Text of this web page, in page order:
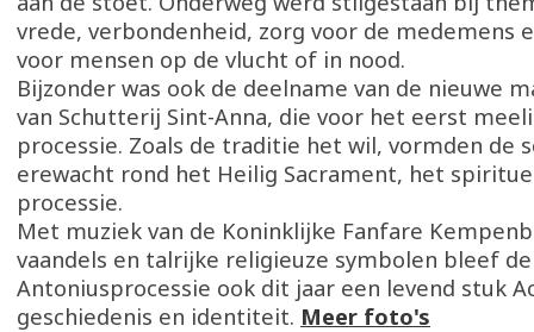
vrede, verbondenheid, zorg voor de medemens
voor mensen op de vlucht of in nood.
Bijzonder was ook de deelname van de nieuwe
van Schutterij Sint-Anna, die voor het eerst
processie. Zoals de traditie het wil, vormden de
erewacht rond het Heilig Sacrament, het
processie.
Met muziek van de Koninklijke Fanfare
vaandels en talrijke religieuze symbolen bleef de
Antoniusprocessie ook dit jaar een levend stuk
geschiedenis en identiteit. Meer foto's